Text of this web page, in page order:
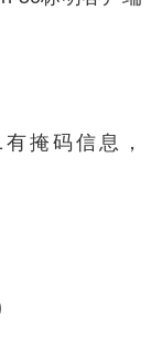
掩码信息，